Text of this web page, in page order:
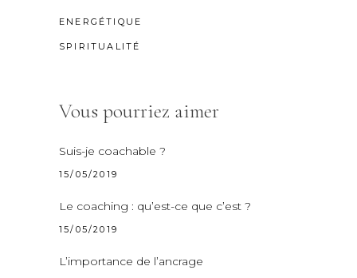
ENERGÉTIQUE
SPIRITUALITÉ
Vous pourriez aimer
Suis-je coachable ?
15/05/2019
Le coaching : qu’est-ce que c’est ?
15/05/2019
L’importance de l’ancrage